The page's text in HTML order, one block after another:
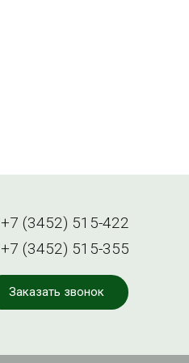
+7 (3452) 515-422
+7 (3452) 515-355
Заказать звонок